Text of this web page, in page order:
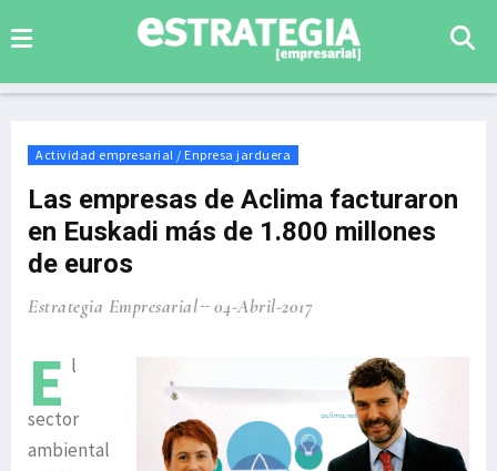
Actividad empresarial / Enpresa jarduera
Las empresas de Aclima facturaron
en Euskadi más de 1.800 millones
de euros
Estrategia Empresarial 04-Abril-2017
E l
sector
ambiental